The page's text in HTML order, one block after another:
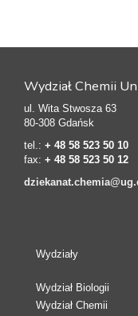
Wydział Chemii
ul. Wita Stwosza 63
80-308 Gdańsk
tel.: + 48 58 523 50 10
fax: + 48 58 523 50 12
Wydziały
Wydział Biologii
Wydział Chemii